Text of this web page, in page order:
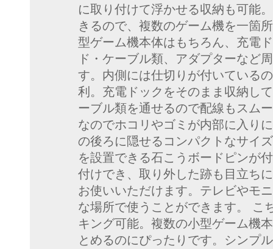
に取り付けて浮かせる収納も可能
きるので、複数のゲーム機を一箇
型ゲーム機本体はもちろん、充電
ド・ケーブル類、アダプターなど
す。内側には仕切りが付いている
利。充電ドックをそのまま収納し
ーブル類を通せるので配線もスム
なのでホコリやゴミが内部に入り
の後ろに隠せるコンパクトなサイ
を設置できる石こうボードピンが
付けでき、取り外した跡も目立ち
お使いいただけます。テレビやモ
な場所で使うことができます。 こ
キング可能。複数の小型ゲーム機
とめるのにぴったりです。シンプ